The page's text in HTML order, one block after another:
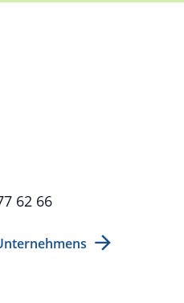
62 66